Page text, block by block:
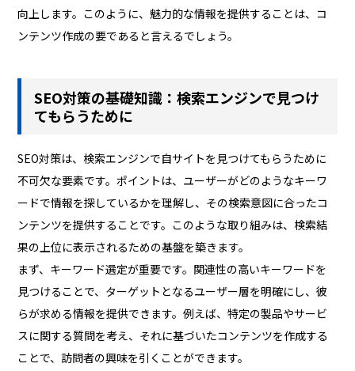
向上します。このように、魅力的な情報を提供することは、コ
ンテンツ作成の要であると言えるでしょう。
SEO対策の基礎知識：検索エンジンで見つけ
てもらうために
SEO対策は、検索エンジンで自サイトを見つけてもらうために
不可欠な要素です。ポイントは、ユーザーがどのようなキーワ
ードで情報を探しているかを理解し、その検索意図に合ったコ
ンテンツを提供することです。このような取り組みは、検索結
果の上位に表示されるための基盤を築きます。
まず、キーワード選定が重要です。関連性の高いキーワードを
見つけることで、ターゲットとなるユーザー層を明確にし、彼
らが求める情報を提供できます。例えば、特定の製品やサービ
スに関する質問を考え、それに基づいたコンテンツを作成する
ことで、訪問者の興味を引くことができます。